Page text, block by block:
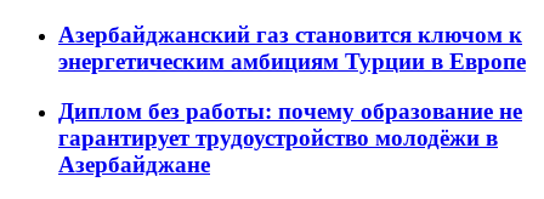
Азербайджанский газ становится ключом к
энергетическим амбициям Турции в Европе
Диплом без работы: почему образование не
гарантирует трудоустройство молодёжи в
Азербайджане